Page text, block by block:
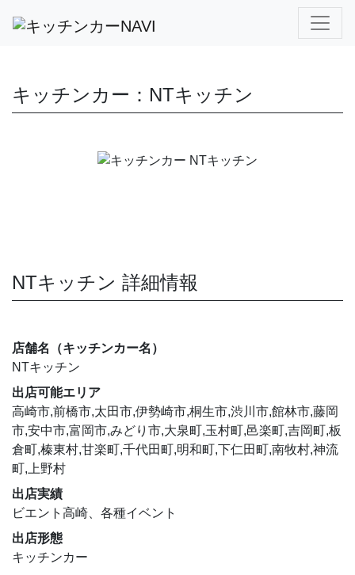
キッチンカー：NTキッチン
NTキッチン 詳細情報
店舗名（キッチンカー名）
NTキッチン
出店可能エリア
高崎市,前橋市,太田市,伊勢崎市,桐生市,渋川市,館林市,藤岡
市,安中市,富岡市,みどり市,大泉町,玉村町,邑楽町,吉岡町,板
倉町,榛東村,甘楽町,千代田町,明和町,下仁田町,南牧村,神流
町,上野村
出店実績
ビエント高崎、各種イベント
出店形態
キッチンカー